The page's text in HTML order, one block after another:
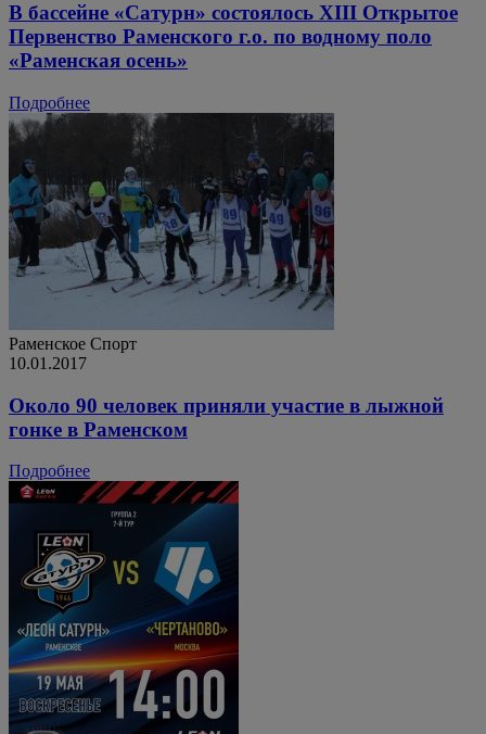
В бассейне «Сатурн» состоялось XIII Открытое
Первенство Раменского г.о. по водному поло
«Раменская осень»
Подробнее
Раменское Спорт
10.01.2017
Около 90 человек приняли участие в лыжной
гонке в Раменском
Подробнее